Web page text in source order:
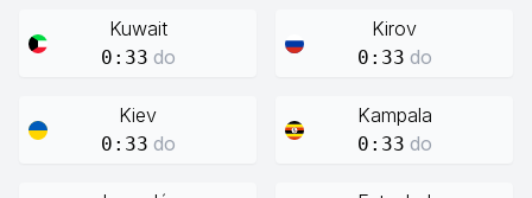
Kuwait
0:33 do
Kirov
0:33 do
Kiev
0:33 do
Kampala
0:33 do